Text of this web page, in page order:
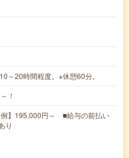
20時間程度。※休憩60分。
！
】195,000円～ ■給与の前払い
り